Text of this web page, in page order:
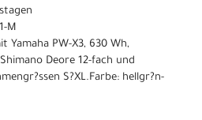
M
Yamaha PW-X3, 630 Wh,
Deore 12-fach und
S?XL.Farbe: hellgr?n-